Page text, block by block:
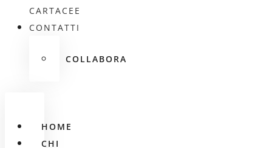
CARTACEE
CONTATTI
COLLABORA
HOME
CHI